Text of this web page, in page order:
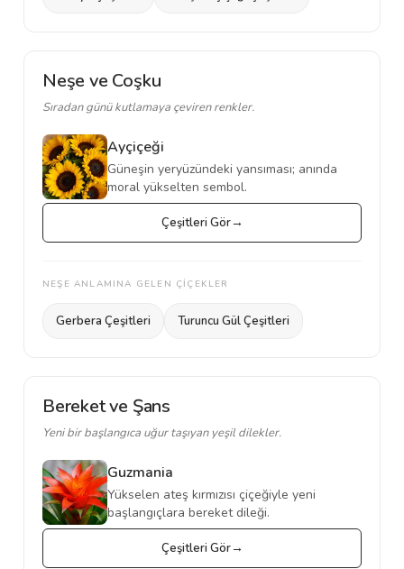
Neşe ve Coşku
Sıradan günü kutlamaya çeviren renkler.
Ayçiçeği
Güneşin yeryüzündeki yansıması; anında
moral yükselten sembol.
Çeşitleri Gör
NEŞE ANLAMINA GELEN ÇİÇEKLER
Gerbera Çeşitleri Turuncu Gül Çeşitleri
Bereket ve Şans
Yeni bir başlangıca uğur taşıyan yeşil dilekler.
Guzmania
Yükselen ateş kırmızısı çiçeğiyle yeni
başlangıçlara bereket dileği.
Çeşitleri Gör